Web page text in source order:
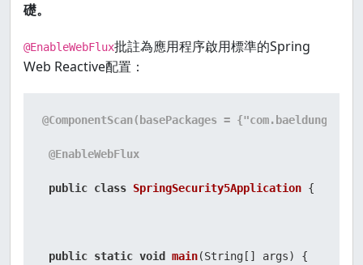
dependencies >
礎。
@EnableWebFlux批註為應用程序啟用標準的Spring
Web Reactive配置：
@ComponentScan(basePackages =
@EnableWebFlux
public class SpringSecurity5Application {
public static void main(String[] args) {